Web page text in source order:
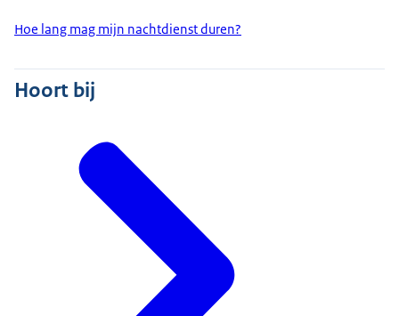
Hoe lang mag mijn nachtdienst duren?
Hoort bij